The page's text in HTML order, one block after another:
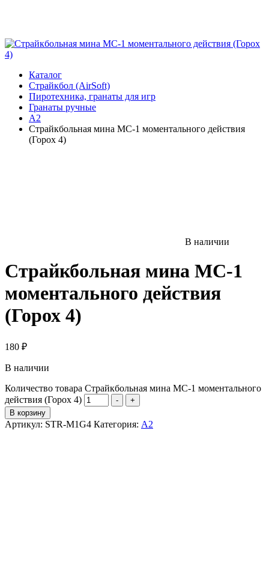
Каталог
Страйкбол (AirSoft)
Пиротехника, гранаты для игр
Гранаты ручные
А2
Страйкбольная мина МС-1 моментального действия
(Горох 4)
В наличии
Страйкбольная мина МС-1
моментального действия
(Горох 4)
180 ₽
В наличии
Количество товара Страйкбольная мина МС-1 моментального
действия (Горох 4)
-
+
В корзину
Артикул: STR-M1G4 Категория: А2